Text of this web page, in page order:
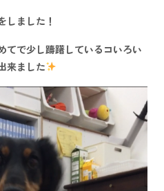
しました！
てで少し躊躇しているコいろい
来ました